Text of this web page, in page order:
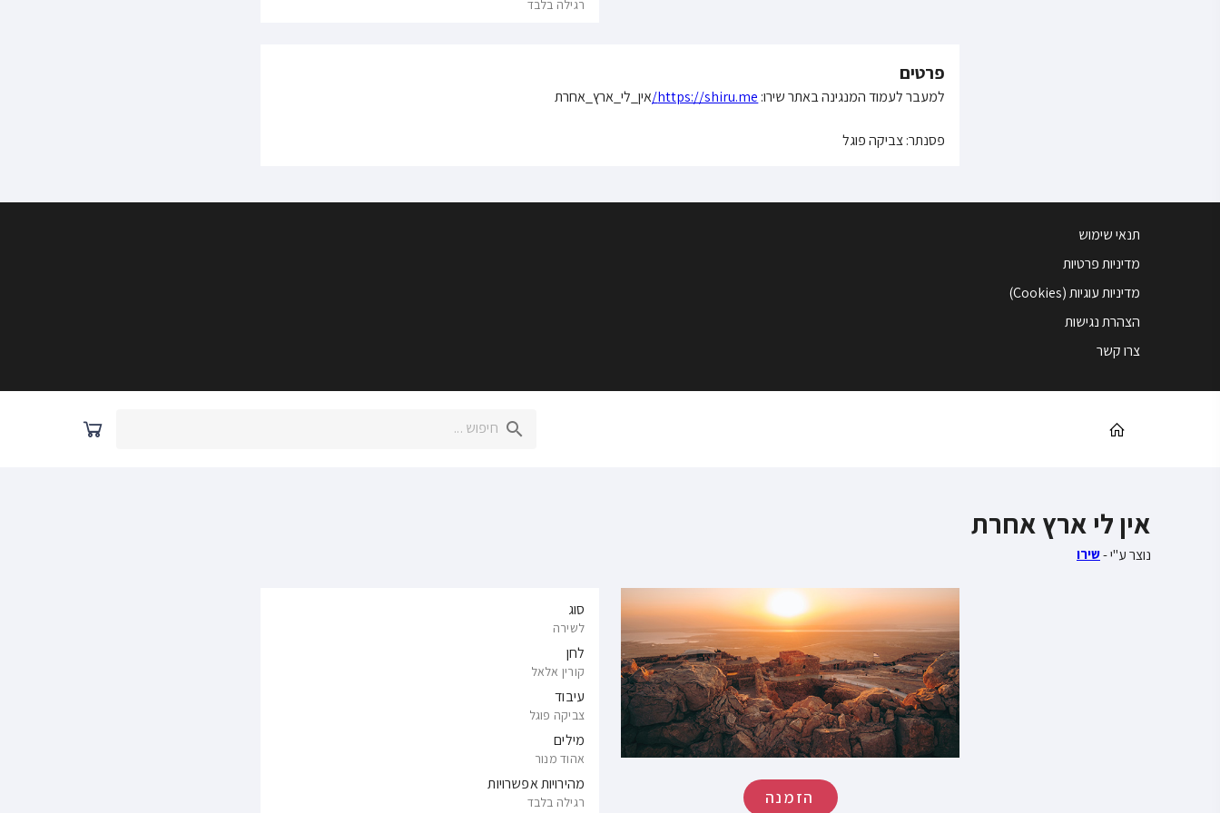
רגילה בלבד
פרטים
למעבר לעמוד המנגינה באתר שירו: https://shiru.me/ אין_לי_ארץ_אחרת
פסנתר: צביקה פוגל
תנאי שימוש
מדיניות פרטיות
מדיניות עוגיות (Cookies)
הצהרת נגישות
צרו קשר
אין לי ארץ אחרת
נוצר ע"י -שירו
הזמנה
סוג
לשירה
לחן
קורין אלאל
עיבוד
צביקה פוגל
מילים
אהוד מנור
מהירויות אפשרויות
רגילה בלבד